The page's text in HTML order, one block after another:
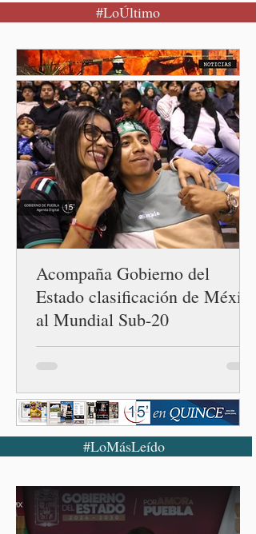
Internacional del Barroco
del erario en los gobiernos
neoliberales del pasado.
#LoÚltimo
Acompaña Gobierno del
Estado clasificación de México
al Mundial Sub-20
#LoMásLeído